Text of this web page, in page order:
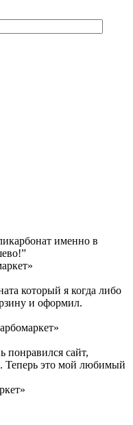
именно в
который я когда либо
и оформил.
понравился сайт,
Теперь это мой любимый